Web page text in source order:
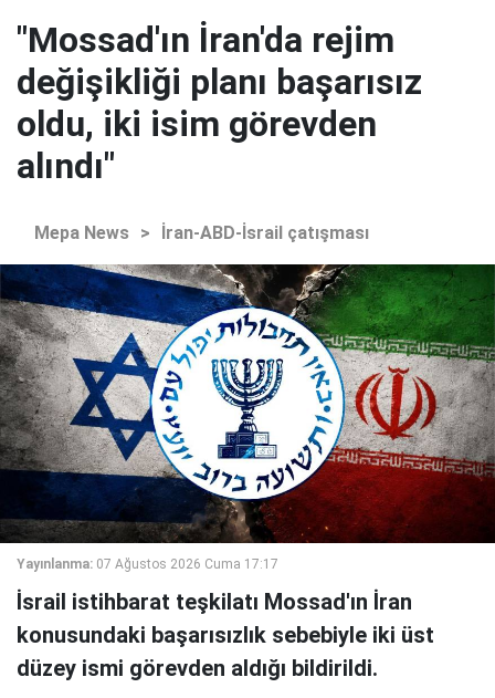
"Mossad'ın İran'da rejim
değişikliği planı başarısız
oldu, iki isim görevden
alındı"
Mepa News > İran-ABD-İsrail çatışması
Yayınlanma: 07 Ağustos 2026 Cuma 17:17
İsrail istihbarat teşkilatı Mossad'ın İran
konusundaki başarısızlık sebebiyle iki üst
düzey ismi görevden aldığı bildirildi.